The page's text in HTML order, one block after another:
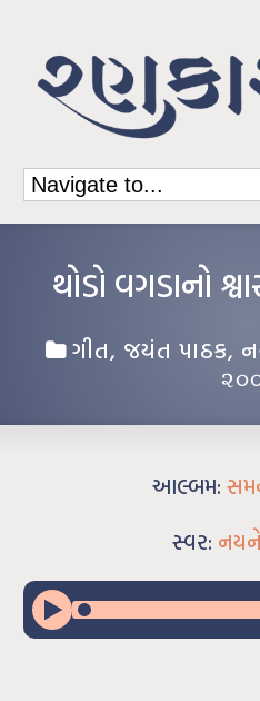
થોડો વગડાનો
ગીત, જયંત પાઠક,
આલ્બમ:
સ્વર: